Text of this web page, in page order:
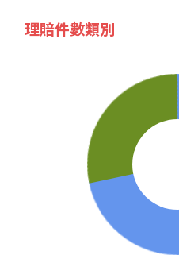
理賠件數類別